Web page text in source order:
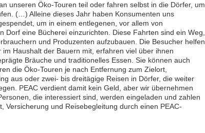
unseren Öko-Touren teil oder fahren selbst in die Dörfer, um
(…) Alleine dieses Jahr haben Konsumenten uns
um in einem entlegenen, vor allem von
Dorf eine Bücherei einzurichten. Diese Fahrten sind ein Weg,
und Produzenten aufzubauen. Die Besucher helfen
Haushalt der Bauern mit, erfahren viel über ihnen
Bräuche und traditionelles Essen. Sie können auch
die Öko-Touren je nach Entfernung zum Zielort,
aus oder zwei- bis dreitägige Reisen in Dörfer, die weiter
PEAC verdient damit kein Geld, aber wir übernehmen
die interessiert sind, werden eingeladen und zahlen
Versicherung und Reisebegleitung durch einen PEAC-